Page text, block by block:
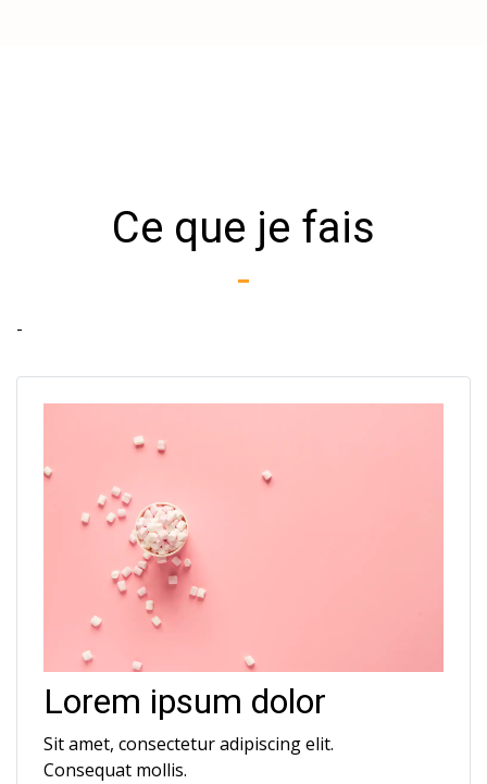
Ce que je fais
-
-
Lorem ipsum dolor
Sit amet, consectetur adipiscing elit.
Consequat mollis.